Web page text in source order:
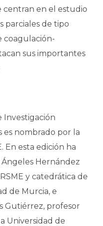
centran en el estudio
parciales de tipo
coagulación-
sus importantes
Investigación
es nombrado por la
En esta edición ha
Hernández
y catedrática de
de Murcia, e
Gutiérrez, profesor
Universidad de